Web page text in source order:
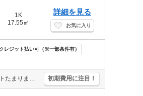
1K
17.55㎡
詳細を見る
お気に入り
レジット払い可（※一部条件有）
オンライン申込相談可。初期費用・家賃カード払い可。家賃の支払でポイントたまります（条件あり）。引越指定業者あり。イトーヨーカドーへ264m。うれしい礼金0!。消火剤・防災グッズ代16,500円～。 初期費用に注目！